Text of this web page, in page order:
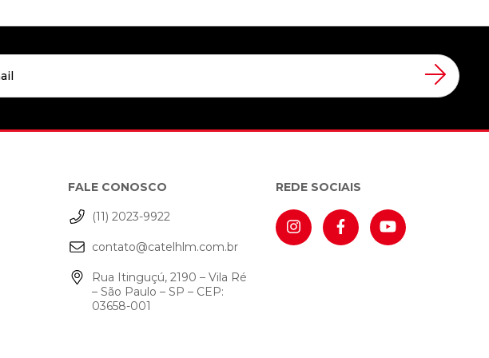
FALE CONOSCO
(11) 2023-9922
contato@catelhlm.com.br
Rua Itinguçú, 2190 – Vila Ré
– São Paulo – SP – CEP:
03658-001
REDE SOCIAIS